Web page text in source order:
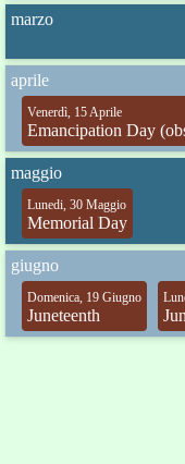
marzo
aprile
Venerdì, 15 Aprile
Emancipation Day
maggio
Lunedi, 30 Maggio
Memorial Day
giugno
Domenica, 19 Giugno
Juneteenth